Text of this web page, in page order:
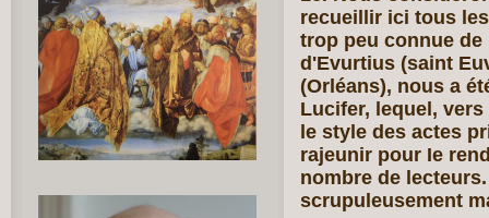
recueillir ici tous
trop peu connue
d'Evurtius (saint
(Orléans), nous a
Lucifer, lequel,
le style des actes
rajeunir pour Ie
nombre de
scrupuleusement